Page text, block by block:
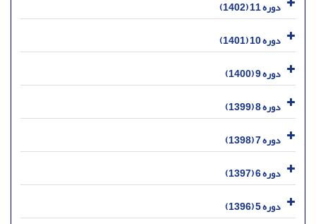
دوره 11 (1402)
دوره 10 (1401)
دوره 9 (1400)
دوره 8 (1399)
دوره 7 (1398)
دوره 6 (1397)
دوره 5 (1396)